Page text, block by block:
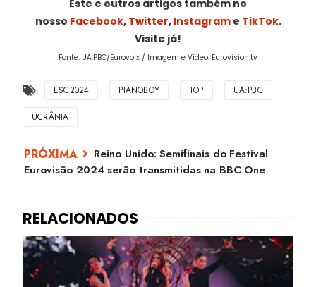
Este e outros artigos também no
nosso Facebook, Twitter, Instagrame TikTok.
Visite já!
Fonte: UA:PBC/Eurovoix / Imagem e Vídeo: Eurovision.tv
ESC2024 PIANOBOY TOP UA:PBC
UCRÂNIA
Reino Unido: Semifinais do Festival
Eurovisão 2024 serão transmitidas na BBC One